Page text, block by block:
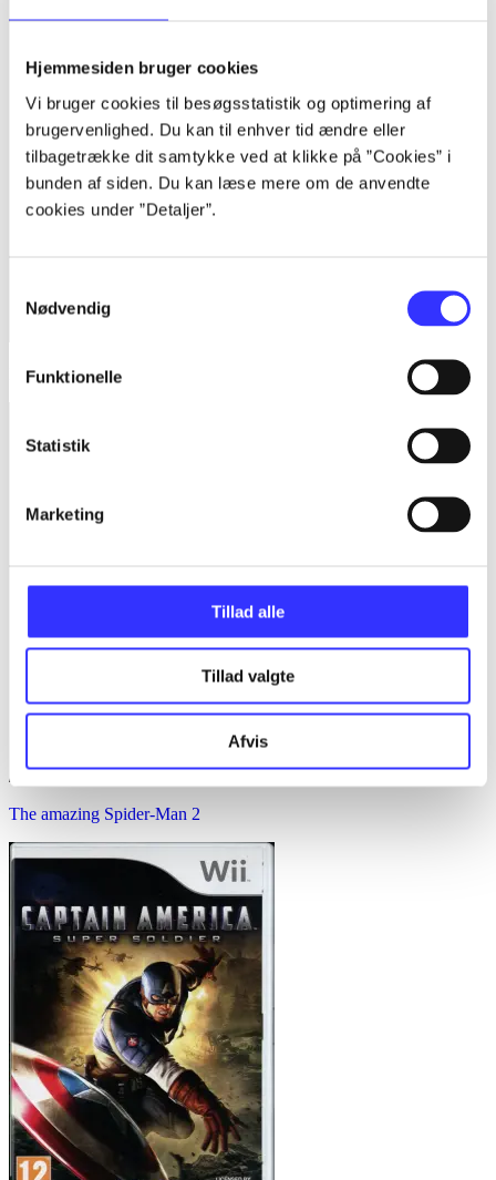
Hjemmesiden bruger cookies
Vi bruger cookies til besøgsstatistik og optimering af
brugervenlighed. Du kan til enhver tid ændre eller
tilbagetrække dit samtykke ved at klikke på ”Cookies” i
bunden af siden. Du kan læse mere om de anvendte
cookies under ”Detaljer”.
Nødvendig
Funktionelle
Statistik
Marketing
Tillad alle
Tillad valgte
Afvis
Monkey island
The amazing Spider-Man 2